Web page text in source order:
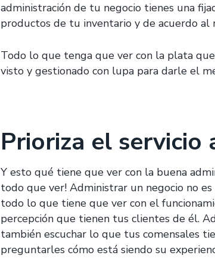
administración de tu negocio tienes una
productos de tu inventario y de acuerdo al
Todo lo que tenga que ver con la plata
visto y gestionado con lupa para darle el
Prioriza el servicio
Y esto qué tiene que ver con la buena
todo que ver! Administrar un negocio no
todo lo que tiene que ver con el
percepción que tienen tus clientes de él.
también escuchar lo que tus comensales
preguntarles cómo está siendo su